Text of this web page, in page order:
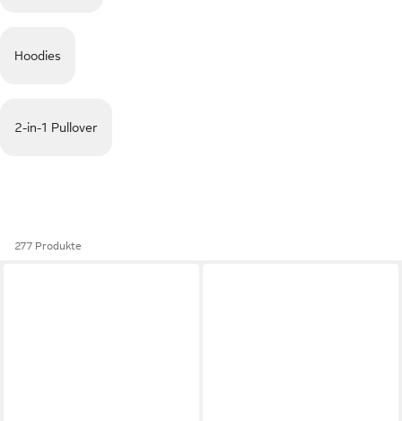
Hoodies
2-in-1 Pullover
277 Produkte